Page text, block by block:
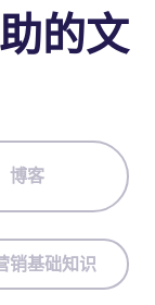
的文
博客
销基础知识